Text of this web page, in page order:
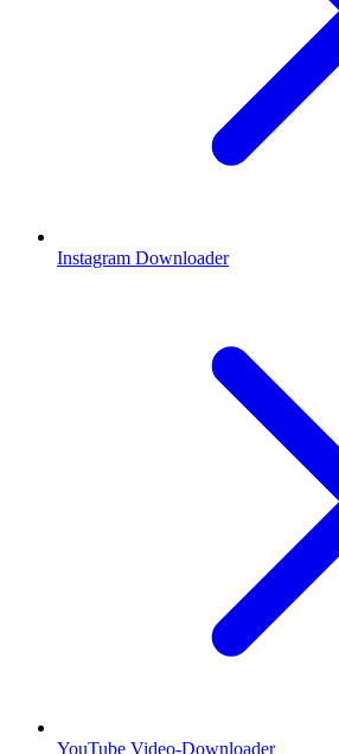
Instagram Downloader
YouTube Video-Downloader